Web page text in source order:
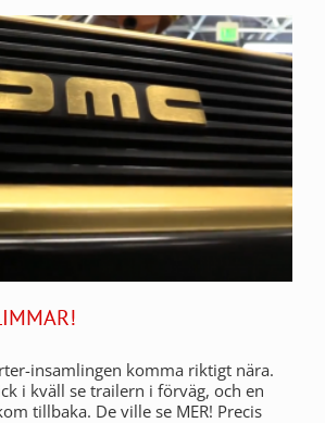
insamlingen komma riktigt nära.
i kväll se trailern i förväg, och en
tillbaka. De ville se MER! Precis